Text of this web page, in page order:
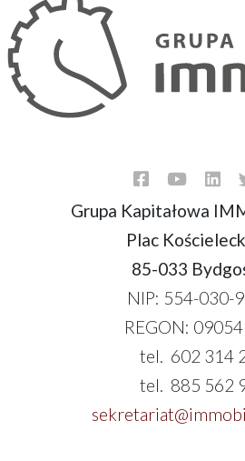
Grupa Kapitałowa
Plac
85-033
NIP: 554-030-
REGON:
tel. 602 314
tel. 885 562